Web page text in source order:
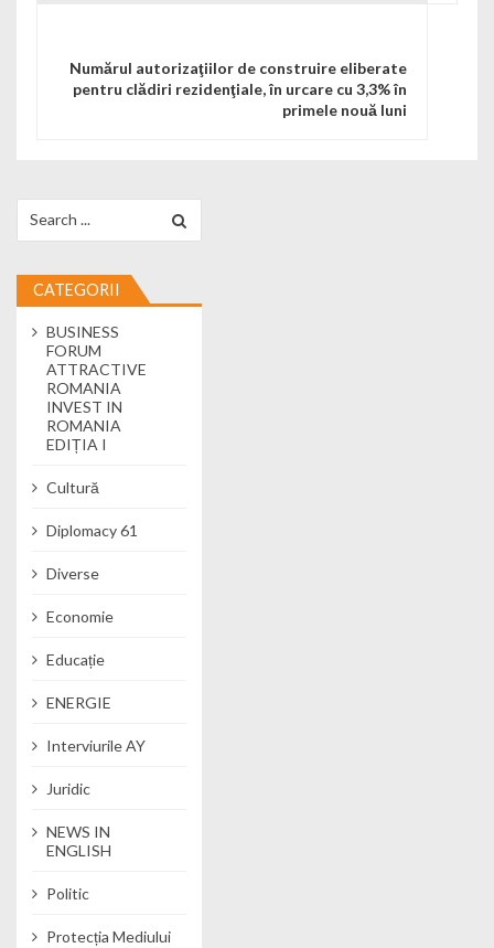
Numărul autorizaţiilor de construire eliberate
pentru clădiri rezidenţiale, în urcare cu 3,3% în
primele nouă luni
CATEGORII
BUSINESS
FORUM
ATTRACTIVE
ROMANIA
INVEST IN
ROMANIA
EDIȚIA I
Cultură
Diplomacy 61
Diverse
Economie
Educație
ENERGIE
Interviurile AY
Juridic
NEWS IN
ENGLISH
Politic
Protecția Mediului